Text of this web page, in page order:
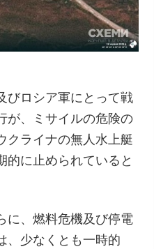
びロシア軍にとって戦
が、ミサイルの危険の
クライナの無人水上艇
的に止められていると
に、燃料危機及び停電
、少なくとも一時的